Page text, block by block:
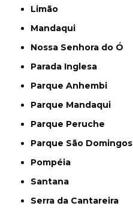
Limão
Mandaqui
Nossa Senhora do Ó
Parada Inglesa
Parque Anhembi
Parque Mandaqui
Parque Peruche
Parque São Domingos
Pompéia
Santana
Serra da Cantareira